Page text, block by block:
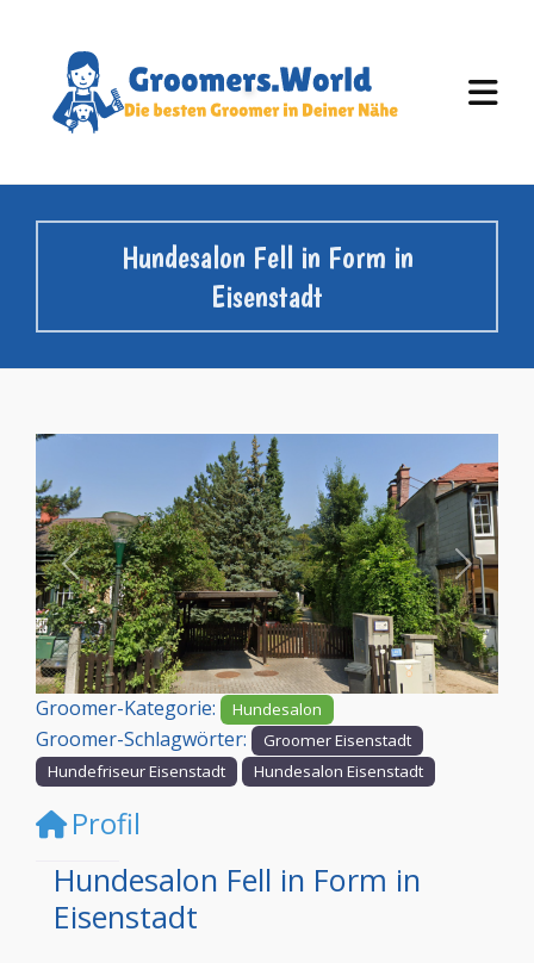
Hundesalon Fell in Form in
Eisenstadt
Vorheriges
Groomer-Kategorie: Hundesalon
Groomer-Schlagwörter:
Groomer Eisenstadt
Hundefriseur Eisenstadt
Hundesalon Eisenstadt
Profil
Hundesalon Fell in Form in
Eisenstadt